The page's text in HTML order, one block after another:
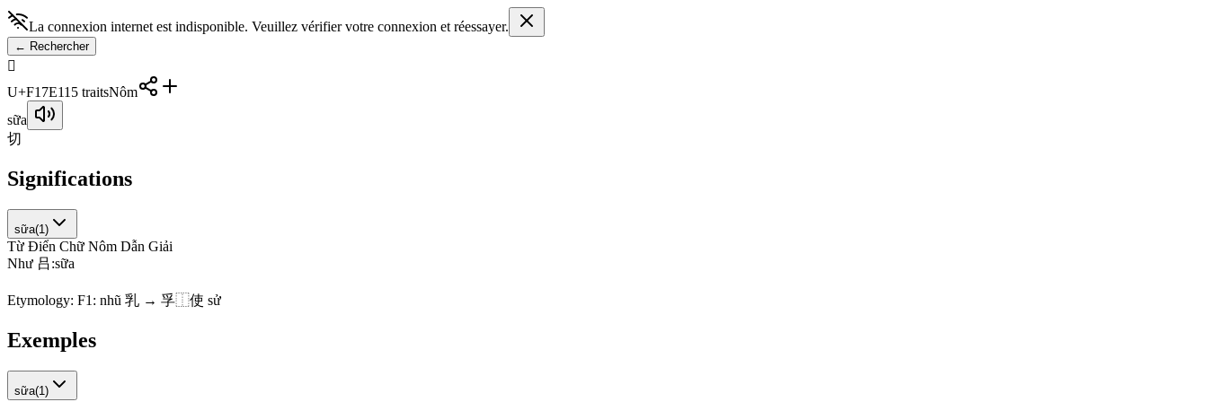
La connexion internet est indisponible. Veuillez vérifier votre connexion et réessayer.
← Rechercher
󱟡
U+F17E115 traitsNôm
sữa
切
Significations
sữa(1 )
Từ Điển Chữ Nôm Dẫn Giải
Như 吕:sữa
Etymology: F1: nhũ 乳 → 孚⿰使 sử
Exemples
sữa(1)